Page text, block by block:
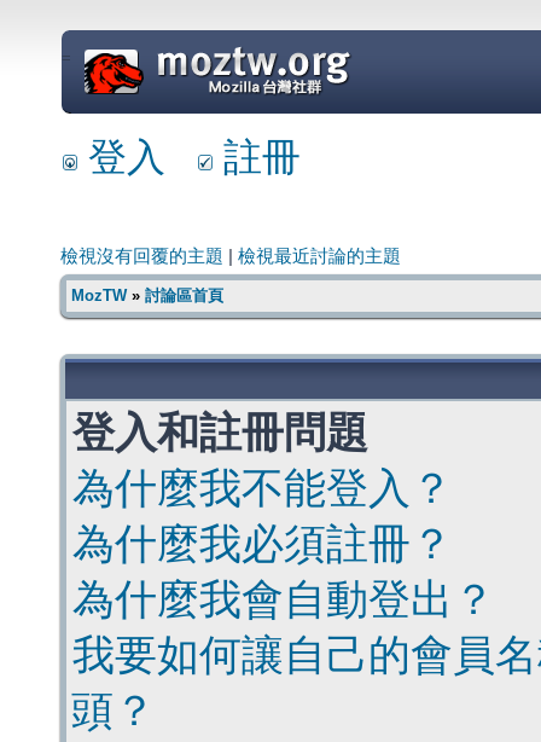
=
登入 註冊
檢視沒有回覆的主題 檢視最近討論的主題
MozTW» 討論區首頁
登入和註冊問題
為什麼我不能登入？
為什麼我必須註冊？
為什麼我會自動登出？
我要如何讓自己的會員
頭？